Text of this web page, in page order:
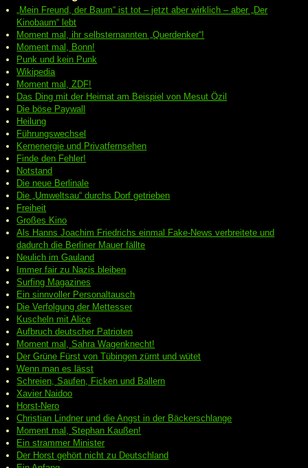
„Mein Freund, der Baum“ ist tot – jetzt aber wirklich – aber „Der
Kinobaum“ lebt
Moment mal, ihr selbsternannten „Querdenker“!
Moment mal, Bonn!
Punk und kein Punk
Wikipedia
Moment mal, ZDF!
Das Ding mit der Heimat am Beispiel von Mesut Özil
Die böse Paywall
Heilung
Führungswechsel
Kernenergie und Privatfernsehen
Finde den Fehler!
Notstand
Die neue Berlinale
Die „Umweltsau“ durchs Dorf getrieben
Freiheit
Großes Kino
Als Hanns Joachim Friedrichs einmal Fake-News verbreitete und
dadurch die Berliner Mauer fällte
Neulich im Gauland
Immer fair zu Nazis bleiben
Surfing Magazines
Ein sinnvoller Personaltausch
Die Verfolgung der Mettesser
Kuscheln mit Alice
Aufbruch deutscher Patrioten
Moment mal, Sahra Wagenknecht!
Der Grüne Fürst von Tübingen zürnt und wütet
Wenn man es lässt
Schreien, Saufen, Ficken und Ballern
Xavier Naidoo
Horst-Nero
Christian Lindner und die Angst in der Bäckerschlange
Moment mal, Stephan Kaußen!
Ein strammer Minister
Der Horst gehört nicht zu Deutschland